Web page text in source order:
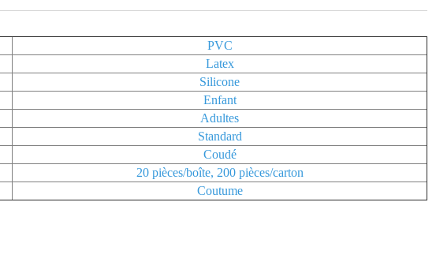
PVC
Latex
Silicone
Enfant
Adultes
Standard
Coudé
20 pièces/boîte, 200 pièces/carton
Coutume